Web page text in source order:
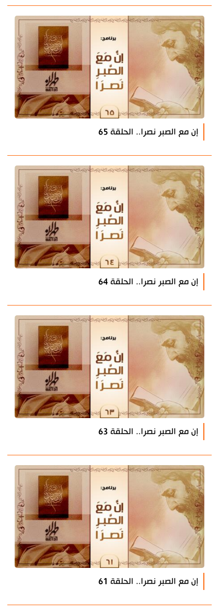
إن مع الصبر نصرا.. الحلقة 65
إن مع الصبر نصرا.. الحلقة 64
إن مع الصبر نصرا.. الحلقة 63
إن مع الصبر نصرا.. الحلقة 61